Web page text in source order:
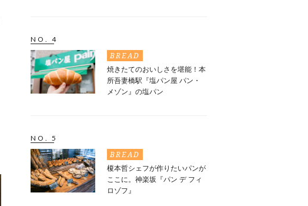
NO. 4
BREAD
焼きたてのおいしさを堪能！本
所吾妻橋駅『塩パン屋 パン・
メゾン』の塩パン
NO. 5
BREAD
榎本哲シェフが作りたいパンが
ここに。神楽坂『パン デ フィ
ロゾフ』